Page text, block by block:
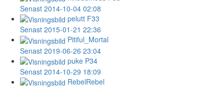
Senast 2014-10-04 02:08
pelutt F33
Senast 2015-01-21 22:36
Pitiful_Mortal
Senast 2019-06-26 23:04
puke P34
Senast 2014-10-29 18:09
RebelRebel